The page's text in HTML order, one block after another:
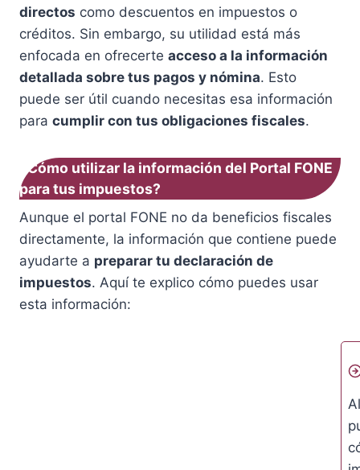
directos como descuentos en impuestos o
créditos. Sin embargo, su utilidad está más
enfocada en ofrecerte acceso a la información
detallada sobre tus pagos y nómina. Esto
puede ser útil cuando necesitas esa información
para cumplir con tus obligaciones fiscales.
¿Cómo utilizar la información del Portal FONE
para tus impuestos?
Aunque el portal FONE no da beneficios fiscales
directamente, la información que contiene puede
ayudarte a preparar tu declaración de
impuestos. Aquí te explico cómo puedes usar
esta información: